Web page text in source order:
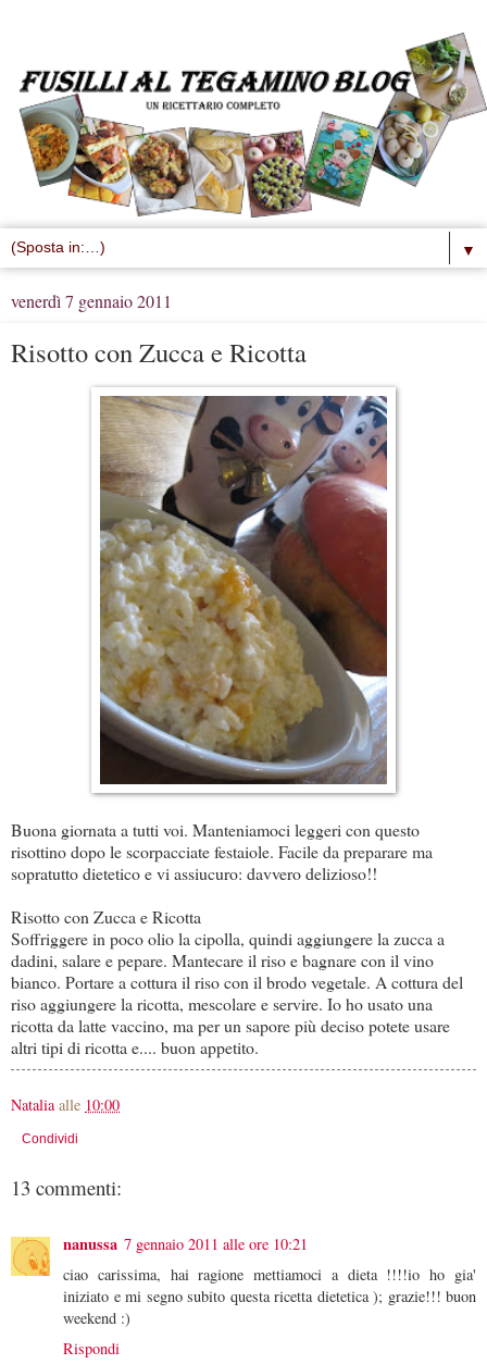
▼
venerdì 7 gennaio 2011
Risotto con Zucca e Ricotta
Buona giornata a tutti voi. Manteniamoci leggeri con questo
risottino dopo le scorpacciate festaiole. Facile da preparare ma
sopratutto dietetico e vi assiucuro: davvero delizioso!!
Risotto con Zucca e Ricotta
Soffriggere in poco olio la cipolla, quindi aggiungere la zucca a
dadini, salare e pepare. Mantecare il riso e bagnare con il vino
bianco. Portare a cottura il riso con il brodo vegetale. A cottura del
riso aggiungere la ricotta, mescolare e servire. Io ho usato una
ricotta da latte vaccino, ma per un sapore più deciso potete usare
altri tipi di ricotta e.... buon appetito.
Natalia alle 10:00
Condividi
13 commenti:
nanussa 7 gennaio 2011 alle ore 10:21
ciao carissima, hai ragione mettiamoci a dieta !!!!io ho gia'
iniziato e mi segno subito questa ricetta dietetica ); grazie!!! buon
weekend :)
Rispondi